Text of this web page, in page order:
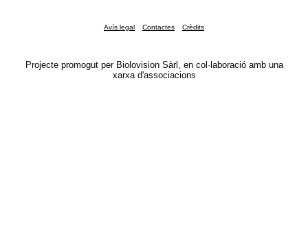
Avís legal Contactes Crèdits
Projecte promogut per Biolovision Sàrl, en col·laboració amb una
xarxa d'associacions